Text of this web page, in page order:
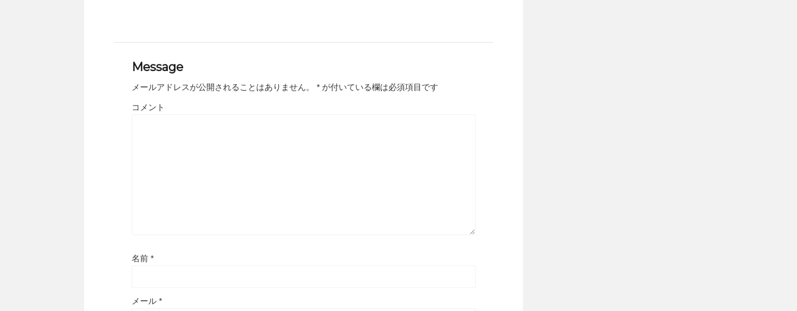
Message
メールアドレスが公開されることはありません。 * が付いている欄は必須項目です
コメント
名前 *
メール *